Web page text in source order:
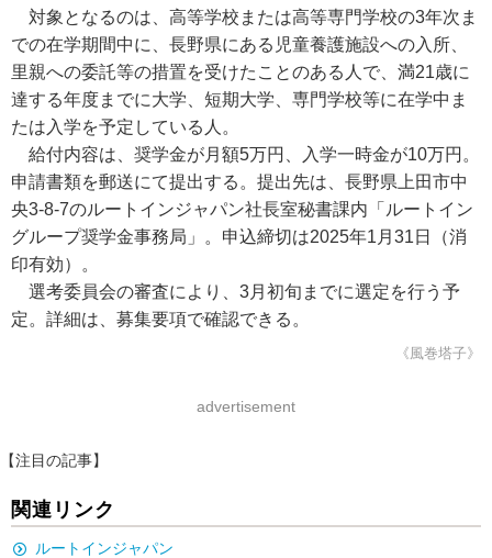
対象となるのは、高等学校または高等専門学校の3年次ま
での在学期間中に、長野県にある児童養護施設への入所、
里親への委託等の措置を受けたことのある人で、満21歳に
達する年度までに大学、短期大学、専門学校等に在学中ま
たは入学を予定している人。
給付内容は、奨学金が月額5万円、入学一時金が10万円。
申請書類を郵送にて提出する。提出先は、長野県上田市中
央3-8-7のルートインジャパン社長室秘書課内「ルートイン
グループ奨学金事務局」。申込締切は2025年1月31日（消
印有効）。
選考委員会の審査により、3月初旬までに選定を行う予
定。詳細は、募集要項で確認できる。
《風巻塔子》
advertisement
【注目の記事】
関連リンク
ルートインジャパン